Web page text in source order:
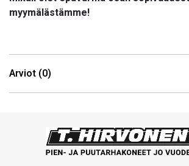
myymälästämme!
Arviot (0)